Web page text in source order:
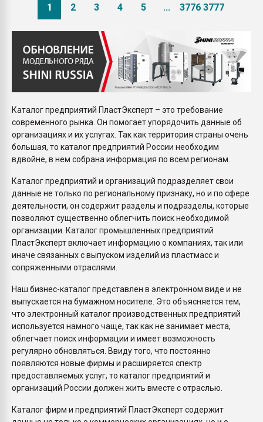
1 2 3 4 5 ... 3776 3777
Каталог предприятий ПластЭксперт – это требование
современного рынка. Он помогает упорядочить данные об
организациях и их услугах. Так как территория страны очень
большая, то каталог предприятий России необходим
вдвойне, в нем собрана информация по всем регионам.
Каталог предприятий и организаций подразделяет свои
данные не только по региональному признаку, но и по сфере
деятельности, он содержит разделы и подразделы, которые
позволяют существенно облегчить поиск необходимой
организации. Каталог промышленных предприятий
ПластЭксперт включает информацию о компаниях, так или
иначе связанных с выпуском изделий из пластмасс и
сопряженными отраслями.
Наш бизнес-каталог представлен в электронном виде и не
выпускается на бумажном носителе. Это объясняется тем,
что электронный каталог производственных предприятий
используется намного чаще, так как не занимает места,
облегчает поиск информации и имеет возможность
регулярно обновляться. Ввиду того, что постоянно
появляются новые фирмы и расширяется спектр
предоставляемых услуг, то каталог предприятий и
организаций России должен жить вместе с отраслью.
Каталог фирм и предприятий ПластЭксперт содержит